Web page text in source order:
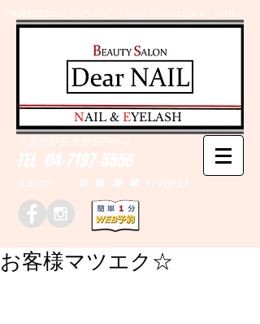
千葉県野田市のネイルサロン、まつげエクステはＤｅａｒＮAILへ
TEL 04-7197-5556
営業時間 10：00～20：00 (予約優先)
千葉県野田市野田790-1
​NAIL & EYELASH
お客様マツエク☆